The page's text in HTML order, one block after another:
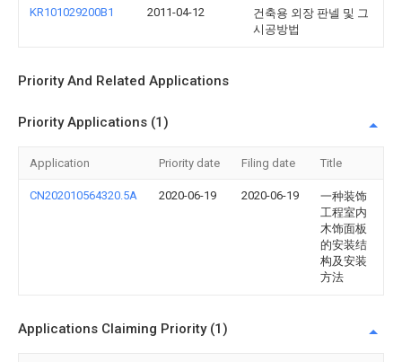
KR101029200B1 2011-04-12
건축용 외장 판넬 및 그
시공방법
Priority And Related Applications
Priority Applications (1)
Application Priority date Filing date Title
CN202010564320.5A 2020-06-19 2020-06-19
一种装饰
工程室内
木饰面板
的安装结
构及安装
方法
Applications Claiming Priority (1)